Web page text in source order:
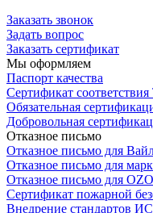
Заказать звонок
Задать вопрос
Заказать сертификат
Мы оформляем
Паспорт качества
Сертификат
Обязательная
Добровольная
Отказное письмо
Отказное письмо для
Отказное письмо для
Отказное письмо для
Сертификат пожарной
Внедрение стандартов